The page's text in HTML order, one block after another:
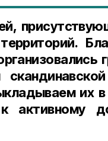
их
активному